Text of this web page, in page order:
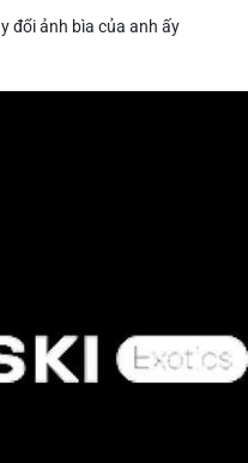
đổi ảnh bìa của anh ấy